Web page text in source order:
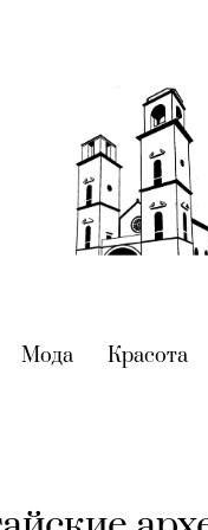
(current)
Мода(current)
Красота